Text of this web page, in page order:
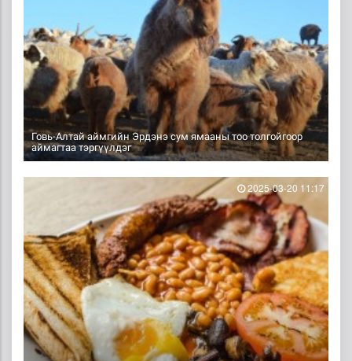
Говь-Алтай аймгийн Эрдэнэ сум ямааны тоо толгойгоор
аймагтаа тэргүүлдэг
2025-03-20 11:17